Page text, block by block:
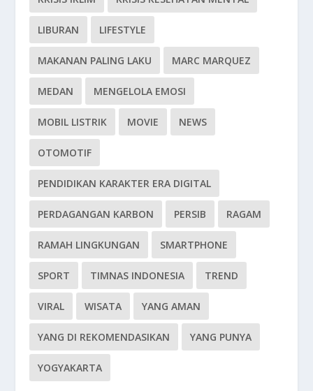
LIBURAN LIFESTYLE
MAKANAN PALING LAKU MARC MARQUEZ
MEDAN MENGELOLA EMOSI
MOBIL LISTRIK MOVIE NEWS
OTOMOTIF
PENDIDIKAN KARAKTER ERA DIGITAL
PERDAGANGAN KARBON PERSIB RAGAM
RAMAH LINGKUNGAN SMARTPHONE
SPORT TIMNAS INDONESIA TREND
VIRAL WISATA YANG AMAN
YANG DI REKOMENDASIKAN YANG PUNYA
YOGYAKARTA